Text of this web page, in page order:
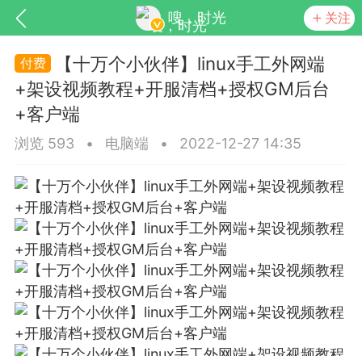
嗖，时光 关注
基于wordpress开发
更新 商城 视频
【十万个小伙伴】linux手工外网端
+架设视频教程+开服清档+授权GM后台
+客户端
浏览 593 • 电脑端 • 2022-12-27 14:35